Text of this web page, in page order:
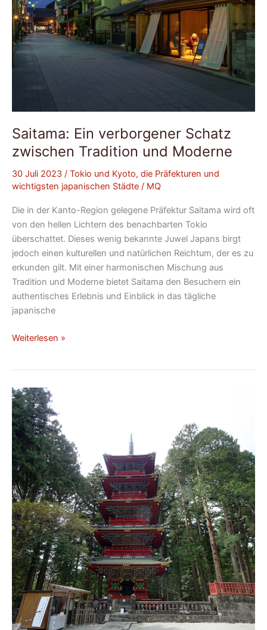
Saitama: Ein verborgener Schatz
zwischen Tradition und Moderne
30 Juli 2023 / Tokio und Kyoto, die Präfekturen und
wichtigsten japanischen Städte / MQ
Die in der Kanto-Region gelegene Präfektur Saitama wird oft
von den hellen Lichtern des benachbarten Tokio
überschattet. Dieses wenig bekannte Juwel Japans birgt
jedoch einen kulturellen und natürlichen Reichtum, der es zu
erkunden gilt. Mit einer harmonischen Mischung aus
Tradition und Moderne bietet Saitama den Besuchern ein
authentisches Erlebnis und Einblick in das tägliche
japanische
Weiterlesen »
Die
20
schönsten
japanischen
Tempel:
Eine
unvergessliche
spirituelle
Reise